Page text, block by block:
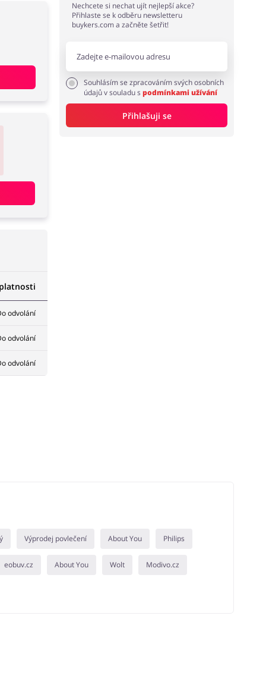
odvolání
odvolání
odvolání
Nechcete si nechat ujít nejlepší akce?
Přihlaste se k odběru newsletteru
buykers.com a začněte šetřit!
Souhlásím se zpracováním svých osobních
údajů v souladu spodmínkami užívání
Přihlašuji se
Výprodej povlečení About You Philips
eobuv.cz About You Wolt Modivo.cz